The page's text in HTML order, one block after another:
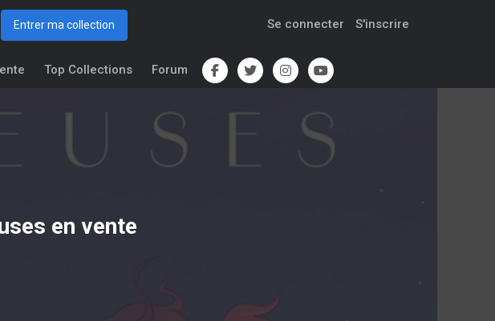
Entrer ma collection Se connecter S'inscrire
Top Collections Forum
en vente